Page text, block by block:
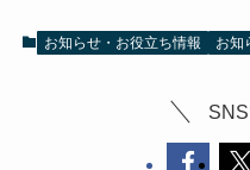
お知らせ・お役立ち情報 お知